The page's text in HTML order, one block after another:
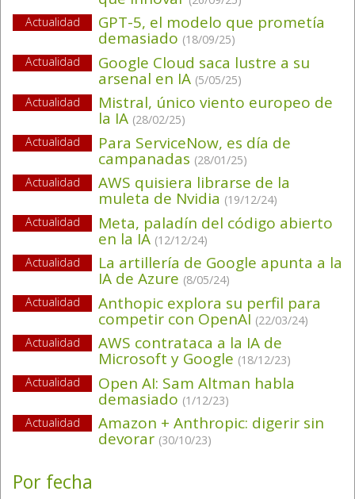
Actualidad
GPT-5, el modelo que prometía
demasiado (18/09/25)
Actualidad
Google Cloud saca lustre a su
arsenal en IA (5/05/25)
Actualidad
Mistral, único viento europeo de
la IA (28/02/25)
Actualidad
Para ServiceNow, es día de
campanadas (28/01/25)
Actualidad
AWS quisiera librarse de la
muleta de Nvidia (19/12/24)
Actualidad
Meta, paladín del código abierto
en la IA (12/12/24)
Actualidad
La artillería de Google apunta a la
IA de Azure (8/05/24)
Actualidad
Anthopic explora su perfil para
competir con OpenAI (22/03/24)
Actualidad
AWS contrataca a la IA de
Microsoft y Google (18/12/23)
Actualidad
Open AI: Sam Altman habla
demasiado (1/12/23)
Actualidad
Amazon + Anthropic: digerir sin
devorar (30/10/23)
Por fecha